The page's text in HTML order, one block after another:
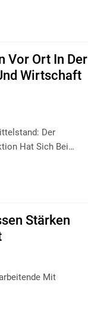
Vor Ort In Der
Wirtschaft
Der
Hat Sich Bei…
Stärken
Mit